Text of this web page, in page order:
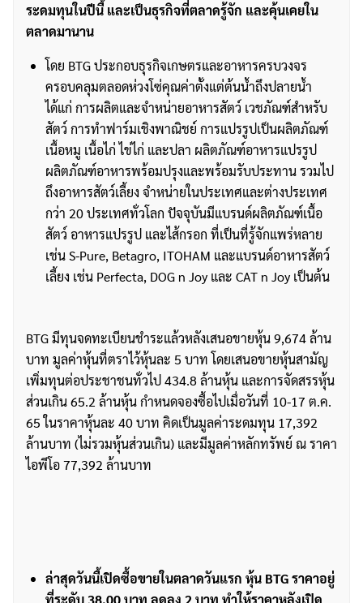
ระดมทุนในปีนี้ และเป็นธุรกิจที่ตลาดรู้จัก และคุ้นเคยใน
ตลาดมานาน
โดย BTG ประกอบธุรกิจเกษตรและอาหารครบวงจร
ครอบคลุมตลอดห่วงโซ่คุณค่าตั้งแต่ต้นน้ำถึงปลายน้ำ
ได้แก่ การผลิตและจำหน่ายอาหารสัตว์ เวชภัณฑ์สำหรับ
สัตว์ การทำฟาร์มเชิงพาณิชย์ การแปรรูปเป็นผลิตภัณฑ์
เนื้อหมู เนื้อไก่ ไข่ไก่ และปลา ผลิตภัณฑ์อาหารแปรรูป
ผลิตภัณฑ์อาหารพร้อมปรุงและพร้อมรับประทาน รวมไป
ถึงอาหารสัตว์เลี้ยง จำหน่ายในประเทศและต่างประเทศ
กว่า 20 ประเทศทั่วโลก ปัจจุบันมีแบรนด์ผลิตภัณฑ์เนื้อ
สัตว์ อาหารแปรรูป และไส้กรอก ที่เป็นที่รู้จักแพร่หลาย
เช่น S-Pure, Betagro, ITOHAM และแบรนด์อาหารสัตว์
เลี้ยง เช่น Perfecta, DOG n Joy และ CAT n Joy เป็นต้น
BTG มีทุนจดทะเบียนชำระแล้วหลังเสนอขายหุ้น 9,674 ล้าน
บาท มูลค่าหุ้นที่ตราไว้หุ้นละ 5 บาท โดยเสนอขายหุ้นสามัญ
เพิ่มทุนต่อประชาชนทั่วไป 434.8 ล้านหุ้น และการจัดสรรหุ้น
ส่วนเกิน 65.2 ล้านหุ้น กำหนดจองซื้อไปเมื่อวันที่ 10-17 ต.ค.
65 ในราคาหุ้นละ 40 บาท คิดเป็นมูลค่าระดมทุน 17,392
ล้านบาท (ไม่รวมหุ้นส่วนเกิน) และมีมูลค่าหลักทรัพย์ ณ ราคา
ไอพีโอ 77,392 ล้านบาท
ล่าสุดวันนี้เปิดซื้อขายในตลาดวันแรก หุ้น BTG ราคาอยู่
ที่ระดับ 38.00 บาท ลดลง 2 บาท ทำให้ราคาหลังเปิด